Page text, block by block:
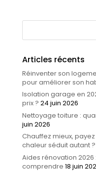
Articles récents
Réinventer son
pour améliorer son
Isolation garage en
prix ? 24 juin 2026
Nettoyage toiture :
juin 2026
Chauffez mieux,
chaleur séduit autant ?
Aides rénovation
comprendre 18 juin